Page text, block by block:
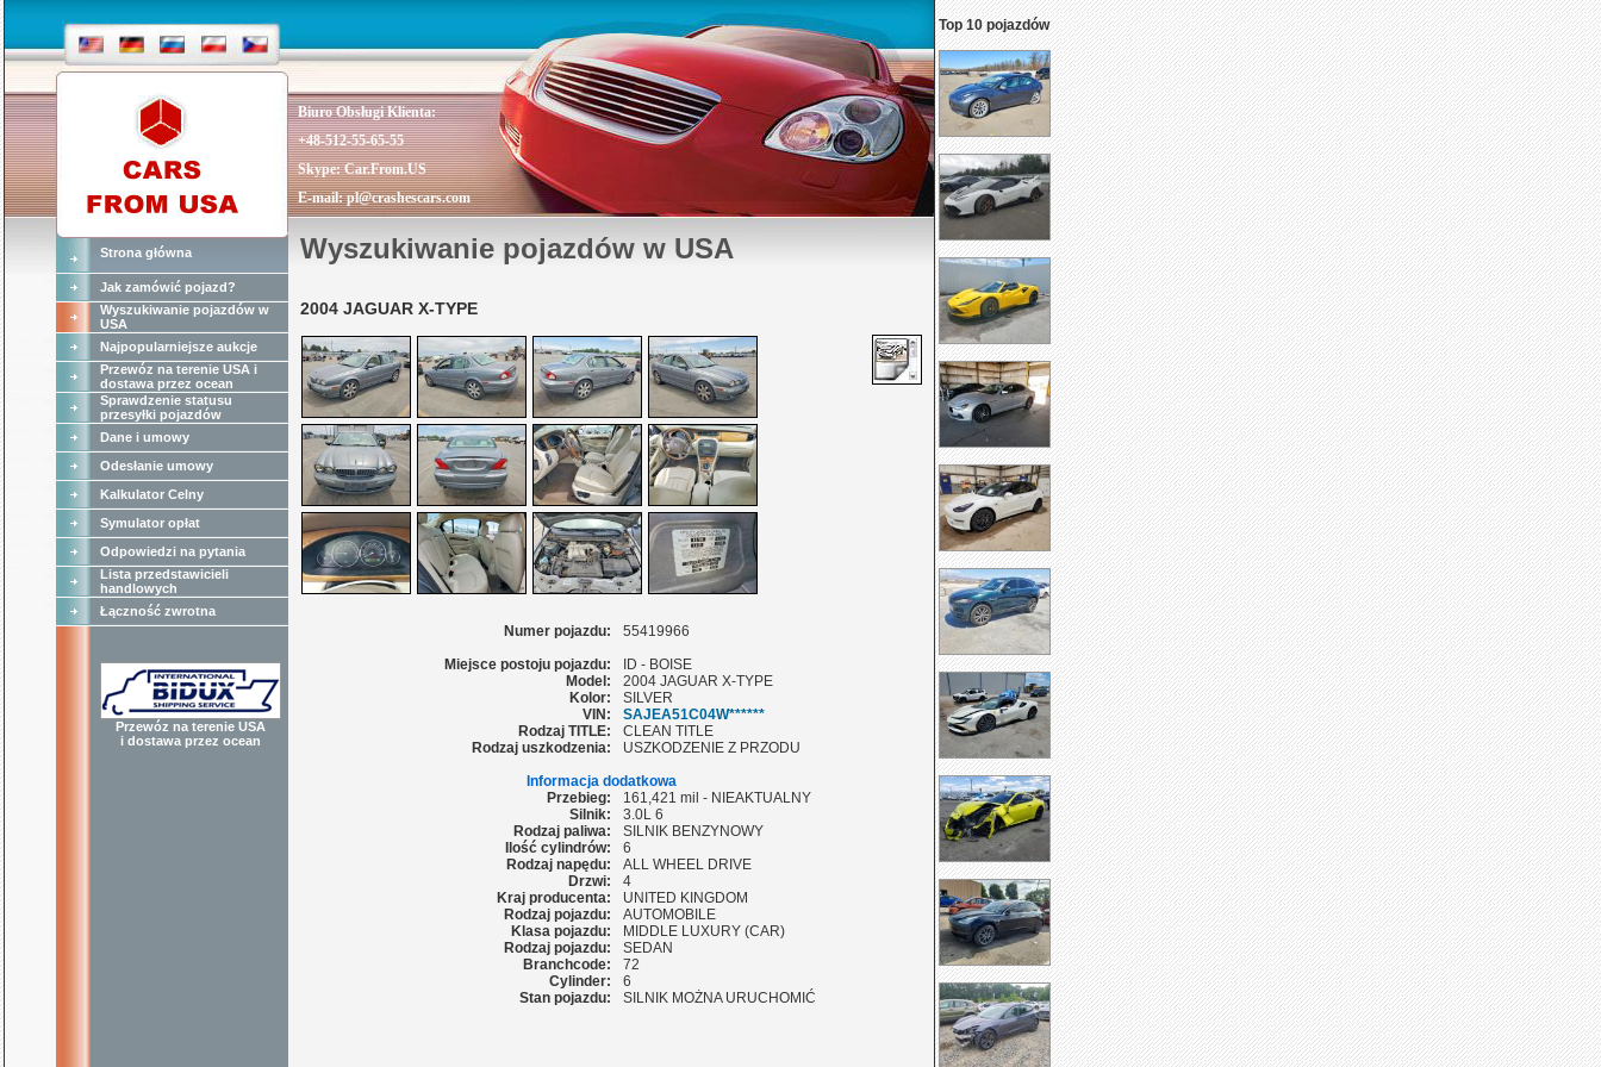
Biuro Obsługi Klienta:
+48-512-55-65-55
Skype:Car.From.US
E-mail:pl@crashescars.com
Strona główna
Jak zamówić pojazd?
Wyszukiwanie pojazdów w
USA
Najpopularniejsze aukcje
Przewóz na terenie USA i
dostawa przez ocean
Sprawdzenie statusu
przesyłki pojazdów
Dane i umowy
Odesłanie umowy
Kalkulator Celny
Symulator opłat
Odpowiedzi na pytania
Lista przedstawicieli
handlowych
Łączność zwrotna
Przewóz na terenie USA
i dostawa przez ocean
Wyszukiwanie pojazdów w USA
2004 JAGUAR X-TYPE
Numer pojazdu:
55419966
Miejsce postoju pojazdu:
ID - BOISE
Model:
2004 JAGUAR X-TYPE
Kolor:
SILVER
VIN:
SAJEA51C04W******
Rodzaj TITLE:
CLEAN TITLE
Rodzaj uszkodzenia:
USZKODZENIE Z PRZODU
Informacja dodatkowa
Przebieg:
161,421 mil - NIEAKTUALNY
Silnik:
3.0L 6
Rodzaj paliwa:
SILNIK BENZYNOWY
Ilość cylindrów:
6
Rodzaj napędu:
ALL WHEEL DRIVE
Drzwi:
4
Kraj producenta:
UNITED KINGDOM
Rodzaj pojazdu:
AUTOMOBILE
Klasa pojazdu:
MIDDLE LUXURY (CAR)
Rodzaj pojazdu:
SEDAN
Branchcode:
72
Cylinder:
6
Stan pojazdu:
SILNIK MOŻNA URUCHOMIĆ
Top 10 pojazdów